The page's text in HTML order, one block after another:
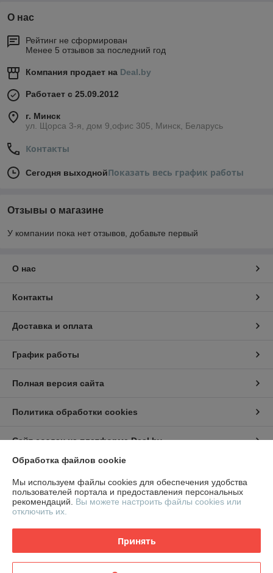
О нас
Рейтинг не сформирован
Менее 5 отзывов за последний год
Компания продает на Deal.by
Работает с 25.09.2012
г. Минск
ул. Щорса 3-я, дом 9,офис 305, Минск, Беларусь
Контакты
Сегодня выходнойПоказать весь график работы
Отзывы о магазине
У компании пока нет отзывов, добавьте первый
О нас
Контакты
Доставка и оплата
График работы
Полная версия сайта
Политика обработки cookies
Сайт создан на платформе Deal.by
Информация для покупателя
Юридическое лицо: ООО "СтилТехГрупп"
220069, г. Минск, ул. Щорса 3-я, дом 9,офис 305
Регистрационный номер ЕГР: 191959674
Регистрационный орган: Минский горисполком
Обработка файлов cookie
Мы используем файлы cookies для обеспечения удобства
пользователей портала и предоставления персональных
рекомендаций. Вы можете настроить файлы cookies или
отключить их.
Принять